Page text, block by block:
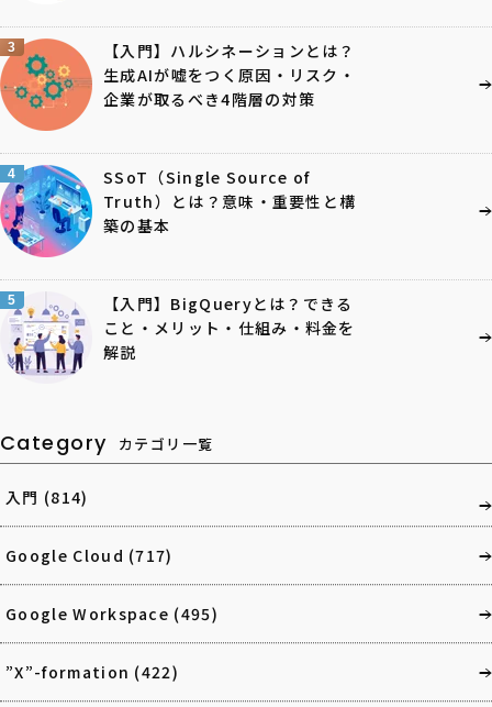
3
【入門】ハルシネーションとは？
生成AIが嘘をつく原因・リスク・
企業が取るべき4階層の対策
4
SSoT（Single Source of
Truth）とは？意味・重要性と構
築の基本
5
【入門】BigQueryとは？できる
こと・メリット・仕組み・料金を
解説
Category カテゴリ一覧
入門 (814)
Google Cloud (717)
Google Workspace (495)
”X”-formation (422)